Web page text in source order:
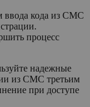
ввода кода из СМС
процесс
надежные
из СМС третьим
при доступе